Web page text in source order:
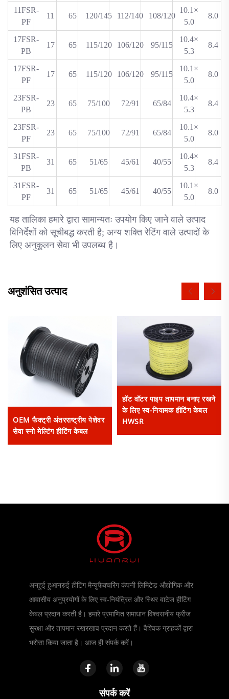
11FSR-
PF
11 65 120/145 112/140 108/120
10.1×
5.0
8.0
17FSR-
PB
17 65 115/120 106/120 95/115
10.4×
5.3
8.4
17FSR-
PF
17 65 115/120 106/120 95/115
10.1×
5.0
8.0
23FSR-
PB
23 65 75/100 72/91 65/84
10.4×
5.3
8.4
23FSR-
PF
23 65 75/100 72/91 65/84
10.1×
5.0
8.0
31FSR-
PB
31 65 51/65 45/61 40/55
10.4×
5.3
8.4
31FSR-
PF
31 65 51/65 45/61 40/55
10.1×
5.0
8.0
यह तालिका हमारे द्वारा सामान्यतः उपयोग किए जाने वाले उत्पाद
विनिर्देशों को सूचीबद्ध करती है; अन्य शक्ति रेटिंग वाले उत्पादों के
लिए अनुकूलन सेवा भी उपलब्ध है।
अनुशंसित उत्पाद
OEM फैक्ट्री अंतरराष्ट्रीय पेशेवर
सेवा स्नो मेल्टिंग हीटिंग केबल
हॉट वॉटर पाइप तापमान बनाए रखने
के लिए स्व-नियामक हीटिंग केबल
HWSR
अनहुई हुआनरुई हीटिंग मैन्युफैक्चरिंग कंपनी लिमिटेड औद्योगिक और
आवासीय अनुप्रयोगों के लिए स्व-नियंत्रित और स्थिर वाटेज हीटिंग
केबल प्रदान करती है। हमारे प्रमाणित समाधान विश्वसनीय फ्रीज
सुरक्षा और तापमान रखरखाव प्रदान करते हैं। वैश्विक ग्राहकों द्वारा
भरोसा किया जाता है। आज ही संपर्क करें।
संपर्क करें